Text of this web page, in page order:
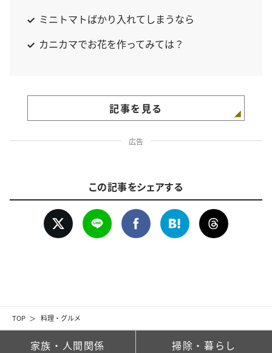
TOP 料理・グルメ
ミニトマトばかり入れてしまうなら
カニカマでお花を作ってみては？
記事を見る
広告
この記事をシェアする
家族・人間関係 掃除・暮らし